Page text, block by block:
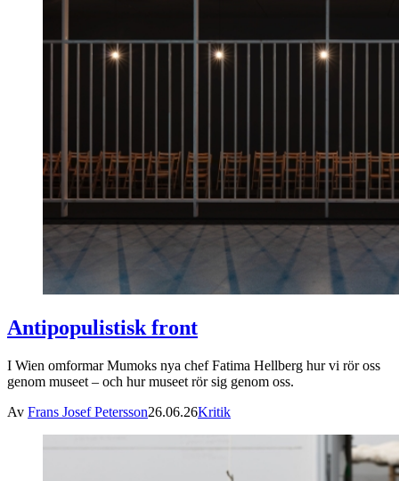
Antipopulistisk front
I Wien omformar Mumoks nya chef Fatima Hellberg hur vi rör oss
genom museet – och hur museet rör sig genom oss.
Av Frans Josef Petersson26.06.26Kritik